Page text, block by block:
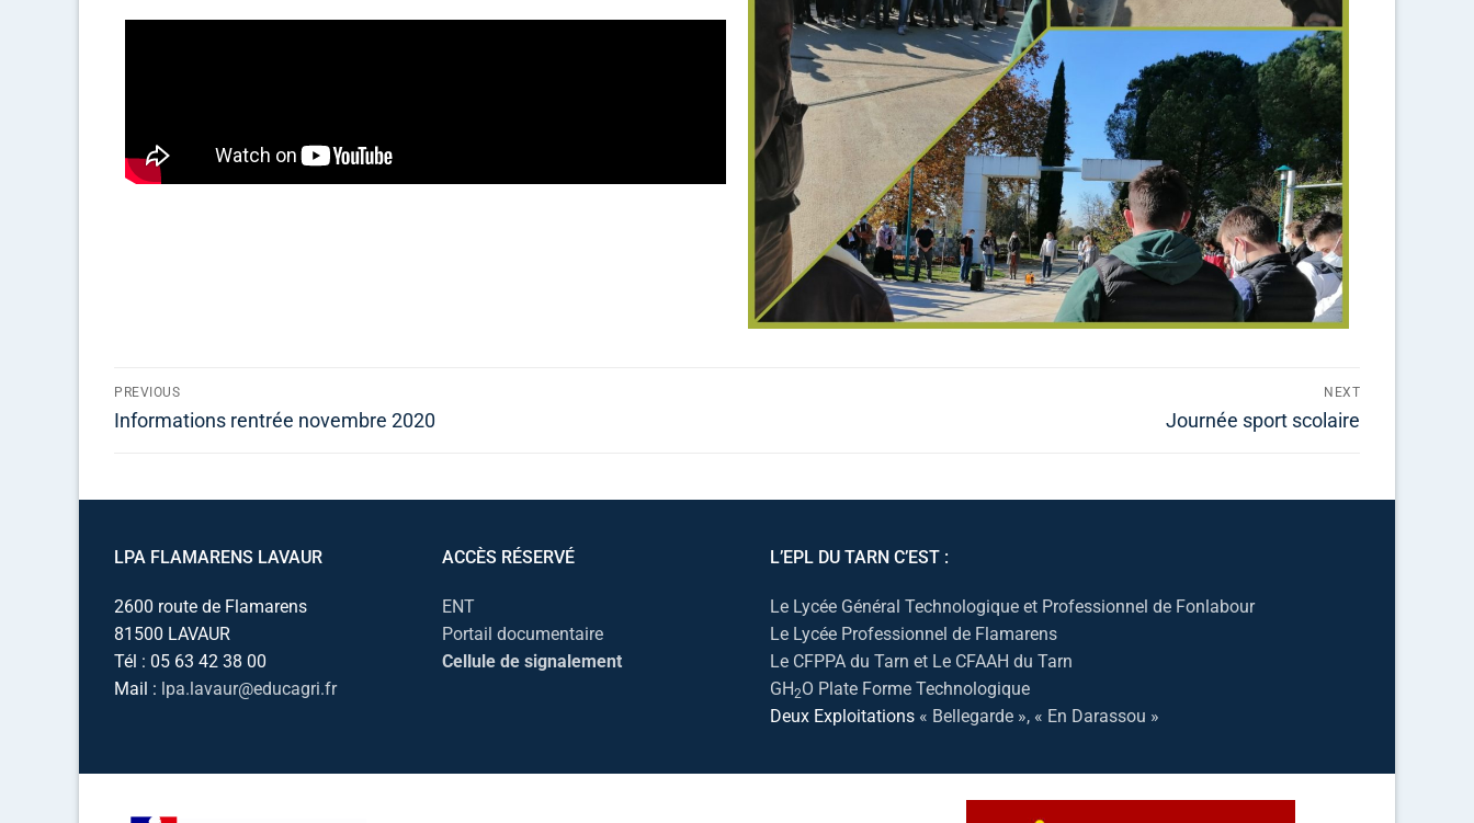
PREVIOUS
Informations rentrée novembre 2020
NEXT
Journée sport scolaire
LPA FLAMARENS LAVAUR
2600 route de Flamarens
81500 LAVAUR
Tél : 05 63 42 38 00
Mail : lpa.lavaur@educagri.fr
ACCÈS RÉSERVÉ
ENT
Portail documentaire
Cellule de signalement
L’EPL DU TARN C’EST :
Le Lycée Général Technologique et Professionnel de Fonlabour
Le Lycée Professionnel de Flamarens
Le CFPPA du Tarn et Le CFAAH du Tarn
GH2O Plate Forme Technologique
Deux Exploitations « Bellegarde », « En Darassou »